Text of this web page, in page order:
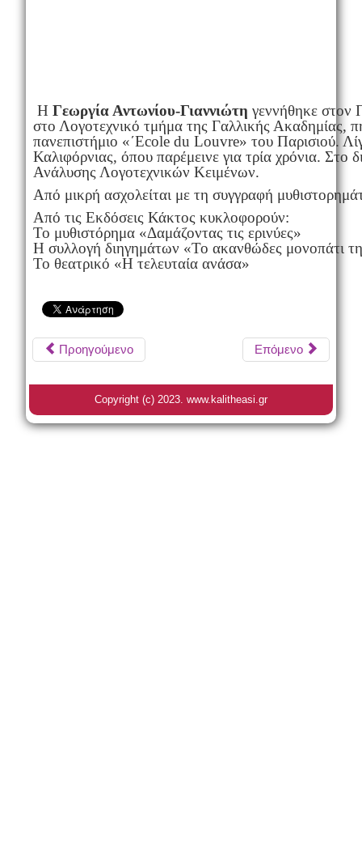
Η Γεωργία Αντωνίου-Γιαννιώτη γεννήθηκε στον
στο Λογοτεχνικό τμήμα της Γαλλικής Ακαδημίας,
πανεπιστήμιο «΄Ecole du Louvre» του Παρισιού.
Καλιφόρνιας, όπου παρέμεινε για τρία χρόνια. Στο
Ανάλυσης Λογοτεχνικών Κειμένων.
Από μικρή ασχολείται με τη συγγραφή
Από τις Εκδόσεις Κάκτος κυκλοφορούν:
Το μυθιστόρημα «Δαμάζοντας τις ερινύες»
Η συλλογή διηγημάτων «Το ακανθώδες μονοπάτι
Το θεατρικό «Η τελευταία ανάσα»
Προηγούμενο Επόμενο
Copyright (c) 2023. www.kalitheasi.gr